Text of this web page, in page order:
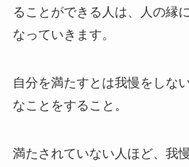
ることができる人は、人の縁
なっていきます。
自分を満たすとは我慢をしな
なことをすること。
満たされていない人ほど、我